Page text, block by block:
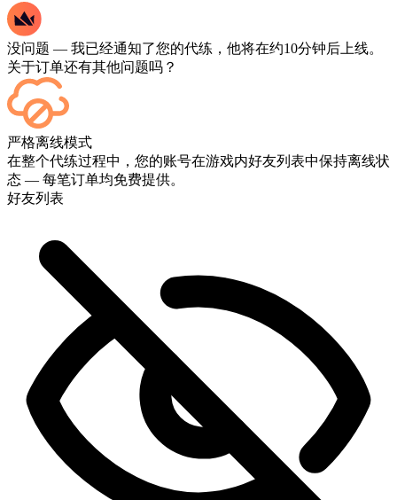
没问题 — 我已经通知了您的代练，他将在约10分钟后上线。
关于订单还有其他问题吗？
太棒了！我可以实时追踪进度吗？
可以的——每场比赛结束后都会显示在您的仪表板上。如果您
想观看比赛实况，请在结账时添加“直播”服务。
太棒了，你们是最棒的 🧡
严格离线模式
在整个代练过程中，您的账号在游戏内好友列表中保持离线状
态 — 每笔订单均免费提供。
好友列表